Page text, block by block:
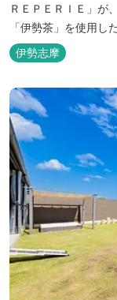
ＲＥＰＥＲＩＥ」が
「伊勢茶」を使用し
ス」をはじめ、まる
す。 また季節に合わ
ですので、伊勢志摩
います。 店舗前のテ
伊勢志摩